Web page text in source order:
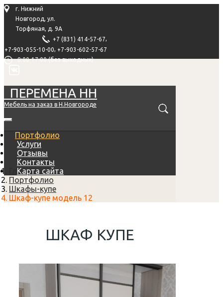
г. Нижний
Новгород, ул.
Торфяная, д. 9А
+7 (831) 414-57-67,
+7-903-055-10-00, +7-903-602-57-67
8:00-17:00 (без выходных)
ПЕРЕМЕНА НН
Мебель на заказ в Н.Новгороде
Портфолио
Услуги
Отзывы
Контакты
Карта сайта
Главная
Портфолио
Шкафы-купе
Шкаф-купе модель 12
ШКАФ КУПЕ